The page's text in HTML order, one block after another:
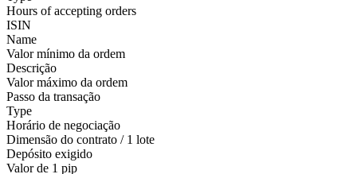
Hours of accepting orders
ISIN
Name
Valor mínimo da ordem
Descrição
Valor máximo da ordem
Passo da transação
Type
Horário de negociação
Dimensão do contrato / 1 lote
Depósito exigido
Valor de 1 pip